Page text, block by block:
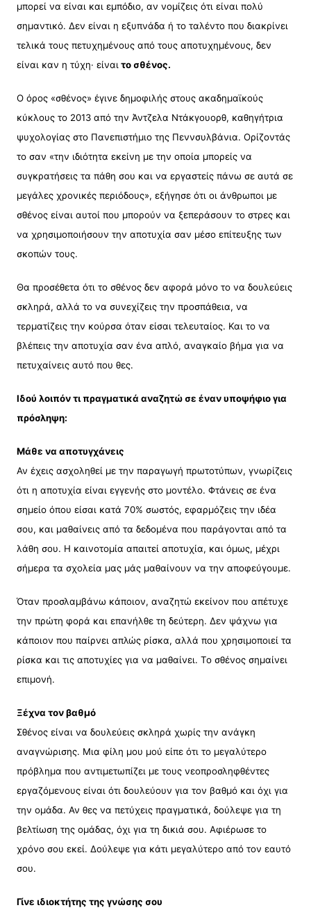
μπορεί να είναι και εμπόδιο, αν νομίζεις ότι είναι πολύ
σημαντικό. Δεν είναι η εξυπνάδα ή το ταλέντο που διακρίνει
τελικά τους πετυχημένους από τους αποτυχημένους, δεν
είναι καν η τύχη· είναι το σθένος.
Ο όρος «σθένος» έγινε δημοφιλής στους ακαδημαϊκούς
κύκλους το 2013 από την Άντζελα Ντάκγουορθ, καθηγήτρια
ψυχολογίας στο Πανεπιστήμιο της Πεννσυλβάνια. Ορίζοντάς
το σαν «την ιδιότητα εκείνη με την οποία μπορείς να
συγκρατήσεις τα πάθη σου και να εργαστείς πάνω σε αυτά σε
μεγάλες χρονικές περιόδους», εξήγησε ότι οι άνθρωποι με
σθένος είναι αυτοί που μπορούν να ξεπεράσουν το στρες και
να χρησιμοποιήσουν την αποτυχία σαν μέσο επίτευξης των
σκοπών τους.
Θα προσέθετα ότι το σθένος δεν αφορά μόνο το να δουλεύεις
σκληρά, αλλά το να συνεχίζεις την προσπάθεια, να
τερματίζεις την κούρσα όταν είσαι τελευταίος. Και το να
βλέπεις την αποτυχία σαν ένα απλό, αναγκαίο βήμα για να
πετυχαίνεις αυτό που θες.
Ιδού λοιπόν τι πραγματικά αναζητώ σε έναν υποψήφιο για
πρόσληψη:
Μάθε να αποτυγχάνεις
Αν έχεις ασχοληθεί με την παραγωγή πρωτοτύπων, γνωρίζεις
ότι η αποτυχία είναι εγγενής στο μοντέλο. Φτάνεις σε ένα
σημείο όπου είσαι κατά 70% σωστός, εφαρμόζεις την ιδέα
σου, και μαθαίνεις από τα δεδομένα που παράγονται από τα
λάθη σου. Η καινοτομία απαιτεί αποτυχία, και όμως, μέχρι
σήμερα τα σχολεία μας μάς μαθαίνουν να την αποφεύγουμε.
Όταν προσλαμβάνω κάποιον, αναζητώ εκείνον που απέτυχε
την πρώτη φορά και επανήλθε τη δεύτερη. Δεν ψάχνω για
κάποιον που παίρνει απλώς ρίσκα, αλλά που χρησιμοποιεί τα
ρίσκα και τις αποτυχίες για να μαθαίνει. Το σθένος σημαίνει
επιμονή.
Ξέχνα τον βαθμό
Σθένος είναι να δουλεύεις σκληρά χωρίς την ανάγκη
αναγνώρισης. Μια φίλη μου μού είπε ότι το μεγαλύτερο
πρόβλημα που αντιμετωπίζει με τους νεοπροσληφθέντες
εργαζόμενους είναι ότι δουλεύουν για τον βαθμό και όχι για
την ομάδα. Αν θες να πετύχεις πραγματικά, δούλεψε για τη
βελτίωση της ομάδας, όχι για τη δικιά σου. Αφιέρωσε το
χρόνο σου εκεί. Δούλεψε για κάτι μεγαλύτερο από τον εαυτό
σου.
Γίνε ιδιοκτήτης της γνώσης σου